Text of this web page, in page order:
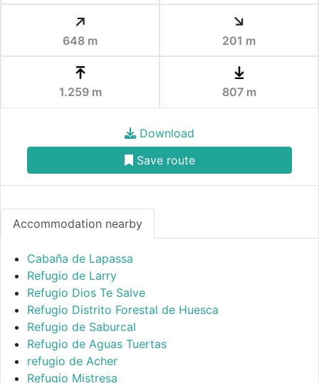
648 m 201 m
1.259 m 807 m
Download
Save route
Accommodation nearby
Cabaña de Lapassa
Refugio de Larry
Refugio Dios Te Salve
Refugio Distrito Forestal de Huesca
Refugio de Saburcal
Refugio de Aguas Tuertas
refugio de Acher
Refugio Mistresa